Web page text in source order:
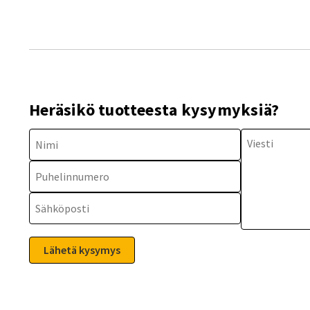
Heräsikö tuotteesta kysymyksiä?